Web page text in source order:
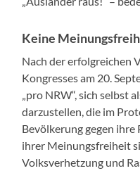
Keine
Nach der erfolgreichen
Kongresses am 20.
„pro NRW“, sich
darzustellen, die im
Bevölkerung gegen ihre
ihrer Meinungsfreiheit
Volksverhetzung und